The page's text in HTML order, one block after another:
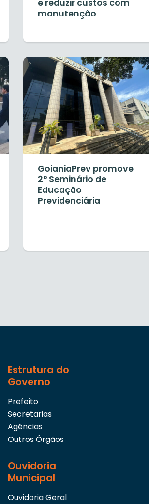
e reduzir custos com
manutenção
GoianiaPrev promove
2º Seminário de
Educação
Previdenciária
Estrutura do
Governo
Prefeito
Secretarias
Agências
Outros Órgãos
Ouvidoria
Municipal
Ouvidoria Geral